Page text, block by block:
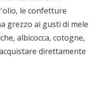
le confetture
grezzo ai gusti di mele
albicocca, cotogne,
direttamente